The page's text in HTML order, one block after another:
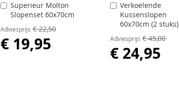
Superieur Molton
Slopenset 60x70cm
Adviesprijs € 22,50
€ 19,95
In
Winkelwagen
Verkoelende
Kussenslopen
60x70cm (2 stuks)
Adviesprijs € 45,00
€ 24,95
In
Winkelwagen